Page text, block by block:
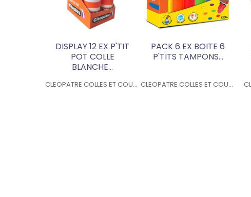
DISPLAY 12 EX P'TIT
POT COLLE
BLANCHE...
CLEOPATRE COLLES ET COULEURS
PACK 6 EX BOITE 6
P'TITS TAMPONS...
CLEOPATRE COLLES ET COULEURS